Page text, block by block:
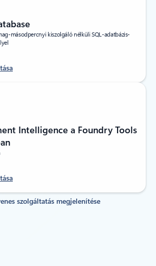
másodpercnyi kiszolgáló nélküli SQL-adatbázis-
Intelligence a Foundry Tools
szolgáltatás megjelenítése